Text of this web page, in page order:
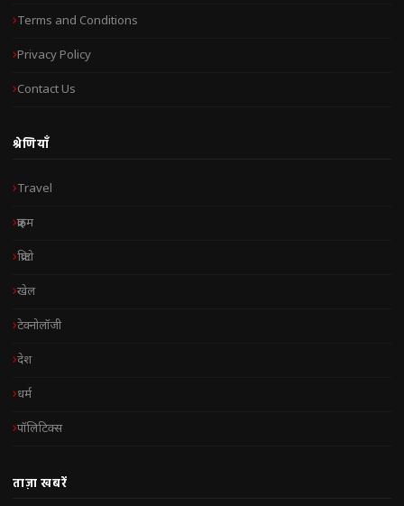
Terms and Conditions
Privacy Policy
Contact Us
श्रेणियाँ
Travel
क्राइम
क्रिप्टो
खेल
टेक्नोलॉजी
देश
धर्म
पॉलिटिक्स
ताज़ा खबरें